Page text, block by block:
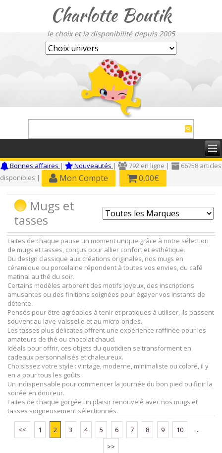
Charlotte Boutik
le choix et la disponibilité depuis 2005
Bonnes affaires | Nouveautés | 792 en ligne |
66758 articles
disponibles |
Mon Compte 0,00€
Mugs et
tasses
Faites de chaque pause un moment unique grâce à notre sélection
de mugs et tasses, conçus pour allier confort et esthétique.
Du design classique aux créations originales, nos mugs en
céramique ou porcelaine répondent à toutes vos envies, du café
matinal au thé du soir.
Certains modèles arborent des motifs joyeux, des inscriptions
amusantes ou des finitions soignées pour égayer vos instants de
détente.
Pensés pour être agréables à tenir et pratiques à utiliser, ils passent
souvent au lave-vaisselle et au micro-ondes.
Les tasses plus délicates offrent une expérience raffinée pour les
amateurs de thé ou chocolat chaud.
Idéals pour offrir, ces objets du quotidien se transforment en
cadeaux personnalisés et chaleureux.
Choisissez votre style : vintage, moderne, minimaliste ou coloré, il y
en a pour tous les goûts.
Un indispensable pour commencer la journée du bon pied ou finir la
soirée en douceur.
Faites de chaque gorgée un plaisir renouvelé avec nos mugs et
tasses soigneusement sélectionnés.
<< 1 2 3 4 5 6 7 8 9 10
...
>>